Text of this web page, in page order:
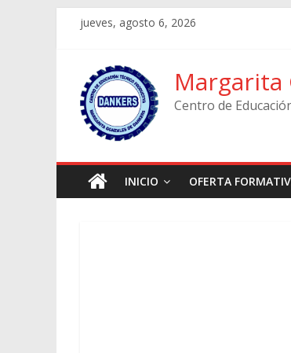
jueves, agosto 6, 2026
Margarita
Centro de
INICIO OFERTA